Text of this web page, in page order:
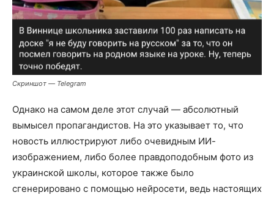
Скриншот — Telegram
Однако на самом деле этот случай — абсолютный
вымысел пропагандистов. На это указывает то, что
новость иллюстрируют либо очевидным ИИ-
изображением, либо более правдоподобным фото из
украинской школы, которое также было
сгенерировано с помощью нейросети, ведь настоящих